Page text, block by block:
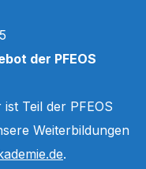
der PFEOS
Teil der PFEOS
Weiterbildungen
.